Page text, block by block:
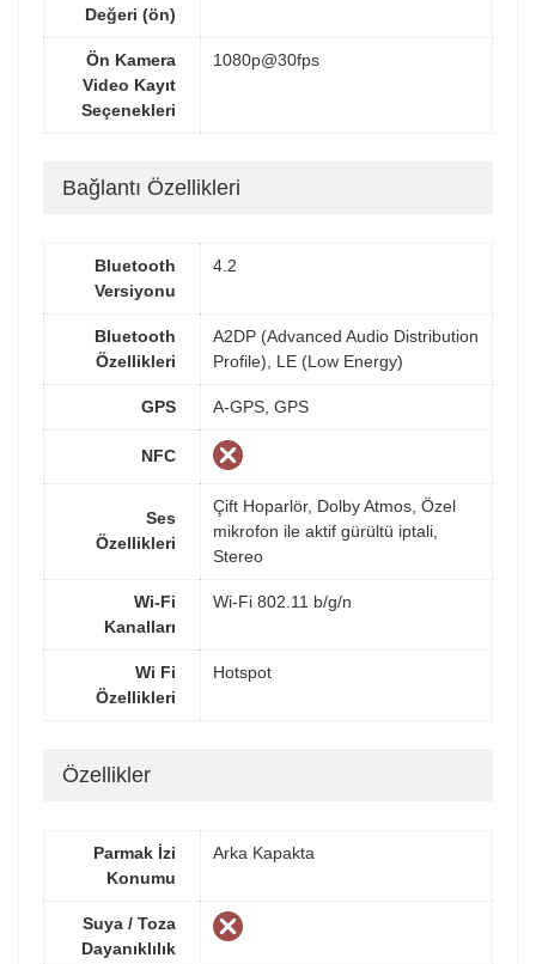
Değeri (ön)
Ön Kamera
Video Kayıt
Seçenekleri
1080p@30fps
Bağlantı Özellikleri
Bluetooth
Versiyonu
4.2
Bluetooth
Özellikleri
A2DP (Advanced Audio Distribution
Profile), LE (Low Energy)
GPS A-GPS, GPS
NFC
Ses
Özellikleri
Çift Hoparlör, Dolby Atmos, Özel
mikrofon ile aktif gürültü iptali,
Stereo
Wi-Fi
Kanalları
Wi-Fi 802.11 b/g/n
Wi Fi
Özellikleri
Hotspot
Özellikler
Parmak İzi
Konumu
Arka Kapakta
Suya / Toza
Dayanıklılık